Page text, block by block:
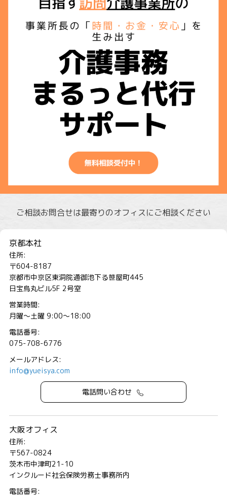
ご相談お問合せは最寄りのオフィスにご相談ください
京都本社
住所:
〒604-8187
京都市中京区東洞院通御池下る笹屋町445
日宝烏丸ビル5F 2号室
営業時間:
月曜～土曜 9:00～18:00
電話番号:
075-708-6776
メールアドレス:
info@yueisya.com
電話問い合わせ
大阪オフィス
住所:
〒567-0824
茨木市中津町21-10
インクルード社会保険労務士事務所内
電話番号: